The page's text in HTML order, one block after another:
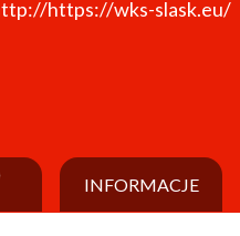
https://wks-slask.eu/
INFORMACJE